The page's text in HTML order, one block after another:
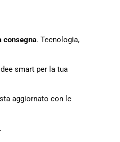
consegna. Tecnologia,
smart per la tua
aggiornato con le